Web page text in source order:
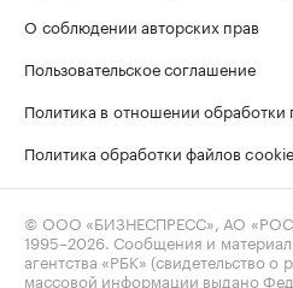
О соблюдении авторских прав
Пользовательское соглашение
Политика в отношении обработки
Политика обработки файлов cookie
© ООО «БИЗНЕСПРЕСС», АО
1995–2026. Сообщения и
агентства «РБК» (свидетельство о
массовой информации выдано